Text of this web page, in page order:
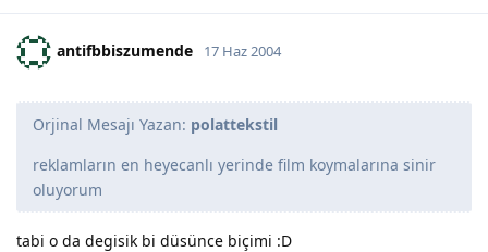
antifbbiszumende 17 Haz 2004
Orjinal Mesajı Yazan: polattekstil
reklamların en heyecanlı yerinde film koymalarına sinir
oluyorum
tabi o da degisik bi düsünce biçimi :D